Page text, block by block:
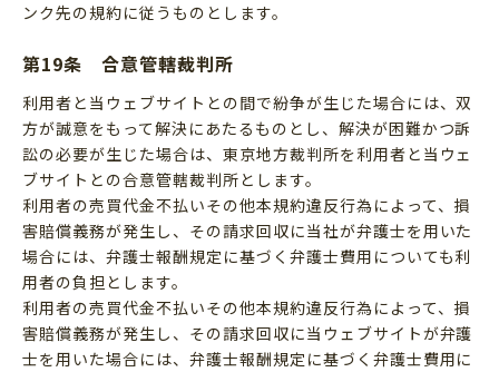
ンク先の規約に従うものとします。
第19条 合意管轄裁判所
利用者と当ウェブサイトとの間で紛争が生じた場合には、双
方が誠意をもって解決にあたるものとし、解決が困難かつ訴
訟の必要が生じた場合は、東京地方裁判所を利用者と当ウェ
ブサイトとの合意管轄裁判所とします。
利用者の売買代金不払いその他本規約違反行為によって、損
害賠償義務が発生し、その請求回収に当社が弁護士を用いた
場合には、弁護士報酬規定に基づく弁護士費用についても利
用者の負担とします。
利用者の売買代金不払いその他本規約違反行為によって、損
害賠償義務が発生し、その請求回収に当ウェブサイトが弁護
士を用いた場合には、弁護士報酬規定に基づく弁護士費用に